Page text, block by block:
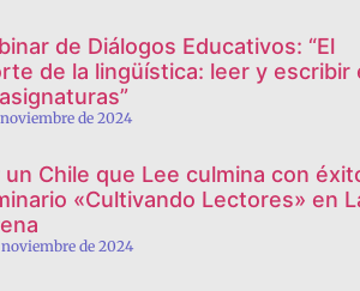
de Diálogos Educativos: “El
de la lingüística: leer y escribir
noviembre de 2024
un Chile que Lee culmina con
«Cultivando Lectores» en
noviembre de 2024